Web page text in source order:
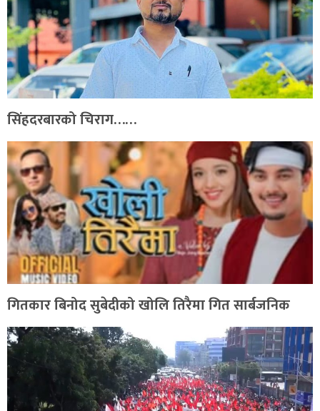
सिंहदरबारको चिराग……
गितकार बिनोद सुबेदीको खोलि तिरैमा गित सार्बजनिक